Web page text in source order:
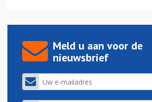
Meld u aan voor de
nieuwsbrief